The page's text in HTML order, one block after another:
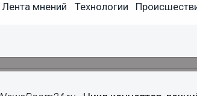
Лента мнений Технологии
«Музыка и живопись»